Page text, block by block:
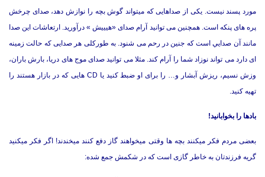
مورد پسند نیست. یکی از صداهایی که میتواند گوش بچه را نوازش دهد، صدای چرخش
پره های پنکه است. همچنین می توانید آرام صدای «هیییش » درآورید. ارتعاشات این صدا
مانند آن صدايي است که جنین در رحم می شنود. به طورکلی هر صدایی که حالت زمینه
ای دارد می تواند نوزاد شما را آرام کند. مثلا می توانید صدای موج های دریا، بارش باران،
وزش نسیم، ریزش آبشار و… را برای او ضبط كنيد یا CD هایی که در بازار هستند را
تهیه کنید.
بادها را بخوابانید!
بعضی مردم فکر میکنند بچه ها وقتی میخواهند گاز دفع کنند میخندند! اگر فکر میکنید
گریه فرزندتان به خاطر گازی است که در شکمش جمع شده: